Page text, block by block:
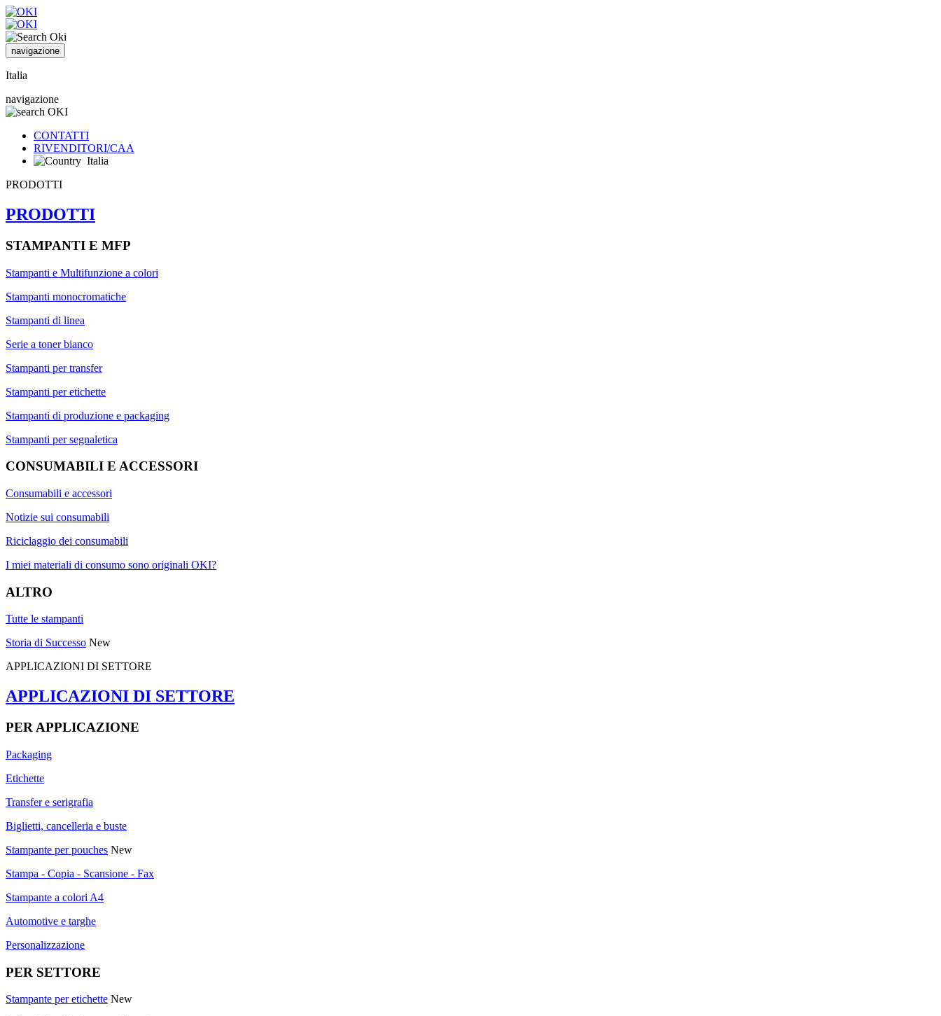
navigazione
Italia
navigazione
CONTATTI
RIVENDITORI/CAA
Italia
PRODOTTI
PRODOTTI
STAMPANTI E MFP
Stampanti e Multifunzione a colori
Stampanti monocromatiche
Stampanti di linea
Serie a toner bianco
Stampanti per transfer
Stampanti per etichette
Stampanti di produzione e packaging
Stampanti per segnaletica
CONSUMABILI E ACCESSORI
Consumabili e accessori
Notizie sui consumabili
Riciclaggio dei consumabili
I miei materiali di consumo sono originali OKI?
ALTRO
Tutte le stampanti
Storia di Successo New
APPLICAZIONI DI SETTORE
APPLICAZIONI DI SETTORE
PER APPLICAZIONE
Packaging
Etichette
Transfer e serigrafia
Biglietti, cancelleria e buste
Stampante per pouches New
Stampa - Copia - Scansione - Fax
Stampante a colori A4
Automotive e targhe
Personalizzazione
PER SETTORE
Stampante per etichette New